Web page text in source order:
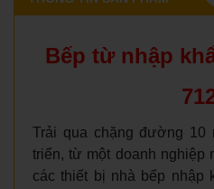
Bếp từ nhập
Trải qua chặng đường 10
triển, từ một doanh nghiệp
các thiết bị nhà bếp nhập